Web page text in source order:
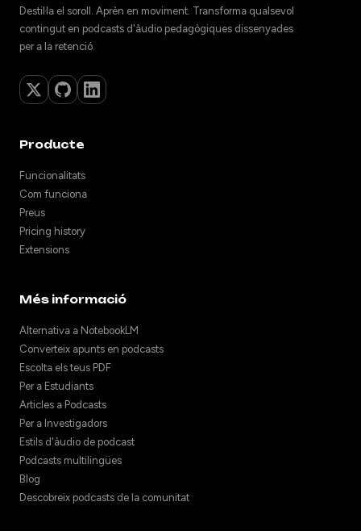
Destil·la el soroll. Aprèn en moviment. Transforma qualsevol
contingut en podcasts d'àudio pedagògiques dissenyades
per a la retenció.
Producte
Funcionalitats
Com funciona
Preus
Pricing history
Extensions
Més informació
Alternativa a NotebookLM
Converteix apunts en podcasts
Escolta els teus PDF
Per a Estudiants
Articles a Podcasts
Per a Investigadors
Estils d'àudio de podcast
Podcasts multilingües
Blog
Descobreix podcasts de la comunitat